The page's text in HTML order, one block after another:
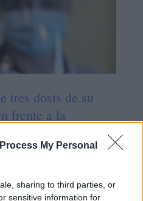
My Personal
sharing to third parties, or
sensitive information for
tres dosis de su
frente a la